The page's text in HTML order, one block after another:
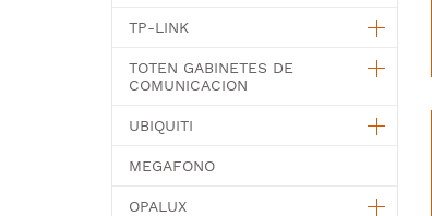
TP-LINK
TOTEN GABINETES DE
COMUNICACION
UBIQUITI
MEGAFONO
OPALUX